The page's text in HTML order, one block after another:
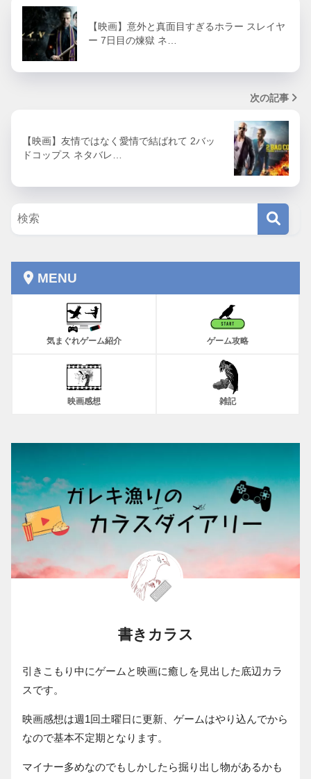
【映画】意外と真面目すぎるホラー スレイヤ
ー 7日目の煉獄 ネ…
次の記事
【映画】友情ではなく愛情で結ばれて 2バッ
ドコップス ネタバレ…
MENU
気まぐれゲーム紹介 ゲーム攻略
映画感想 雑記
書きカラス
引きこもり中にゲームと映画に癒しを見出した底辺カラ
スです。
映画感想は週1回土曜日に更新、ゲームはやり込んでから
なので基本不定期となります。
マイナー多めなのでもしかしたら掘り出し物があるかも